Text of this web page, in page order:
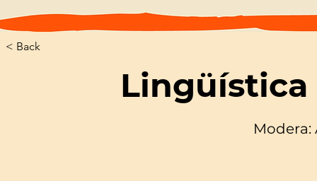
< Back
Modera: